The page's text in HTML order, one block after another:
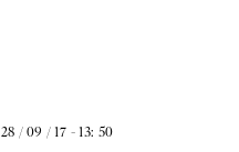
28 / 09 / 17 - 13: 50